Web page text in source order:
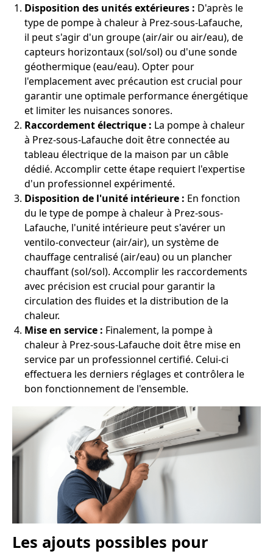
Disposition des unités extérieures : D'après le
type de pompe à chaleur à Prez-sous-Lafauche,
il peut s'agir d'un groupe (air/air ou air/eau), de
capteurs horizontaux (sol/sol) ou d'une sonde
géothermique (eau/eau). Opter pour
l'emplacement avec précaution est crucial pour
garantir une optimale performance énergétique
et limiter les nuisances sonores.
Raccordement électrique : La pompe à chaleur
à Prez-sous-Lafauche doit être connectée au
tableau électrique de la maison par un câble
dédié. Accomplir cette étape requiert l'expertise
d'un professionnel expérimenté.
Disposition de l'unité intérieure : En fonction
du le type de pompe à chaleur à Prez-sous-
Lafauche, l'unité intérieure peut s'avérer un
ventilo-convecteur (air/air), un système de
chauffage centralisé (air/eau) ou un plancher
chauffant (sol/sol). Accomplir les raccordements
avec précision est crucial pour garantir la
circulation des fluides et la distribution de la
chaleur.
Mise en service : Finalement, la pompe à
chaleur à Prez-sous-Lafauche doit être mise en
service par un professionnel certifié. Celui-ci
effectuera les derniers réglages et contrôlera le
bon fonctionnement de l'ensemble.
Les ajouts possibles pour